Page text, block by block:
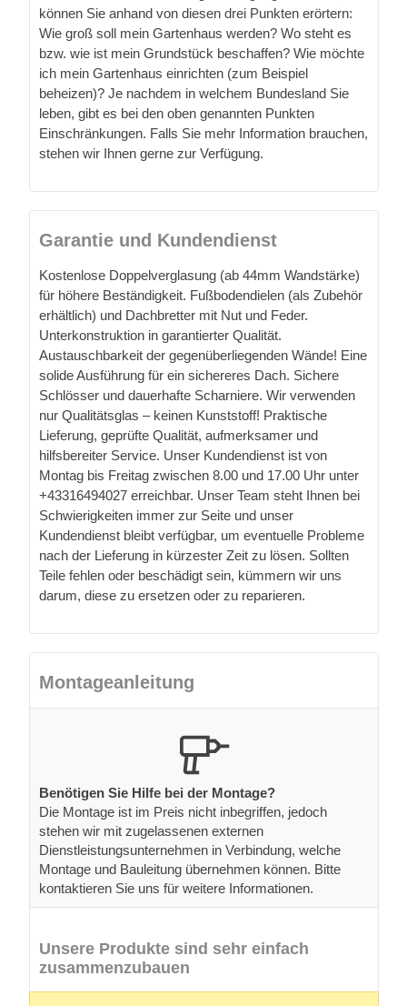
können Sie anhand von diesen drei Punkten erörtern:
Wie groß soll mein Gartenhaus werden? Wo steht es
bzw. wie ist mein Grundstück beschaffen? Wie möchte
ich mein Gartenhaus einrichten (zum Beispiel
beheizen)? Je nachdem in welchem Bundesland Sie
leben, gibt es bei den oben genannten Punkten
Einschränkungen. Falls Sie mehr Information brauchen,
stehen wir Ihnen gerne zur Verfügung.
Garantie und Kundendienst
Kostenlose Doppelverglasung (ab 44mm Wandstärke)
für höhere Beständigkeit. Fußbodendielen (als Zubehör
erhältlich) und Dachbretter mit Nut und Feder.
Unterkonstruktion in garantierter Qualität.
Austauschbarkeit der gegenüberliegenden Wände! Eine
solide Ausführung für ein sichereres Dach. Sichere
Schlösser und dauerhafte Scharniere. Wir verwenden
nur Qualitätsglas – keinen Kunststoff! Praktische
Lieferung, geprüfte Qualität, aufmerksamer und
hilfsbereiter Service. Unser Kundendienst ist von
Montag bis Freitag zwischen 8.00 und 17.00 Uhr unter
+43316494027 erreichbar. Unser Team steht Ihnen bei
Schwierigkeiten immer zur Seite und unser
Kundendienst bleibt verfügbar, um eventuelle Probleme
nach der Lieferung in kürzester Zeit zu lösen. Sollten
Teile fehlen oder beschädigt sein, kümmern wir uns
darum, diese zu ersetzen oder zu reparieren.
Montageanleitung
Benötigen Sie Hilfe bei der Montage?
Die Montage ist im Preis nicht inbegriffen, jedoch
stehen wir mit zugelassenen externen
Dienstleistungsunternehmen in Verbindung, welche
Montage und Bauleitung übernehmen können. Bitte
kontaktieren Sie uns für weitere Informationen.
Unsere Produkte sind sehr einfach
zusammenzubauen